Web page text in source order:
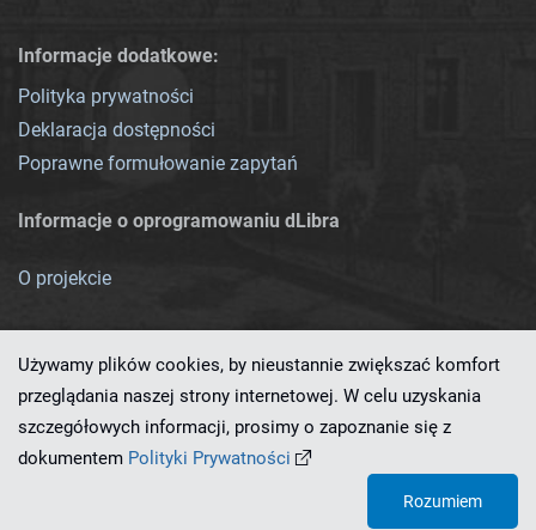
Informacje dodatkowe:
Polityka prywatności
Deklaracja dostępności
Poprawne formułowanie zapytań
Informacje o oprogramowaniu dLibra
O projekcie
Ten serwis działa dzięki oprogramowaniu
Używamy plików cookies, by nieustannie zwiększać komfort
przeglądania naszej strony internetowej. W celu uzyskania
szczegółowych informacji, prosimy o zapoznanie się z
dokumentem Polityki Prywatności
Rozumiem